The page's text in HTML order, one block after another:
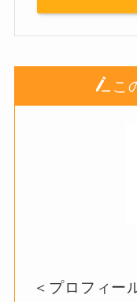
こ
＜プロフィー